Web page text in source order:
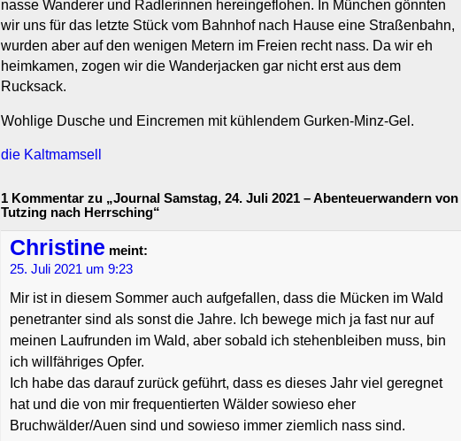
nasse Wanderer und Radlerinnen hereingeflohen. In München gönnten
wir uns für das letzte Stück vom Bahnhof nach Hause eine Straßenbahn,
wurden aber auf den wenigen Metern im Freien recht nass. Da wir eh
heimkamen, zogen wir die Wanderjacken gar nicht erst aus dem
Rucksack.
Wohlige Dusche und Eincremen mit kühlendem Gurken-Minz-Gel.
die Kaltmamsell
1 Kommentar zu „Journal Samstag, 24. Juli 2021 – Abenteuerwandern von
Tutzing nach Herrsching“
Christine meint:
25. Juli 2021 um 9:23
Mir ist in diesem Sommer auch aufgefallen, dass die Mücken im Wald
penetranter sind als sonst die Jahre. Ich bewege mich ja fast nur auf
meinen Laufrunden im Wald, aber sobald ich stehenbleiben muss, bin
ich willfähriges Opfer.
Ich habe das darauf zurück geführt, dass es dieses Jahr viel geregnet
hat und die von mir frequentierten Wälder sowieso eher
Bruchwälder/Auen sind und sowieso immer ziemlich nass sind.